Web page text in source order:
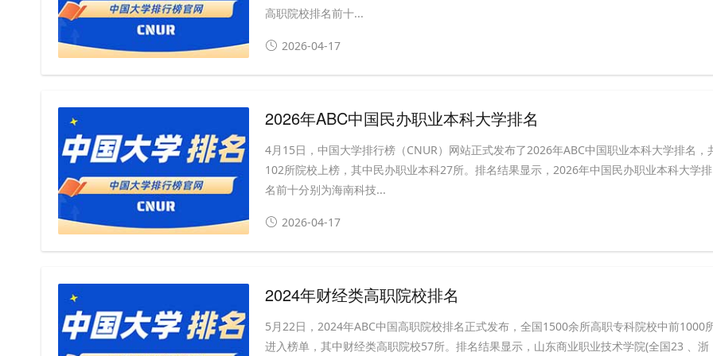
高职院校排名前十...
2026-04-17
2026年ABC中国民办职业本科大学排名
4月15日，中国大学排行榜（CNUR）网站正式发布了2026年ABC中国职业本科大学排名，
102所院校上榜，其中民办职业本科27所。排名结果显示，2026年中国民办职业本科大学排
名前十分别为海南科技...
2026-04-17
2024年财经类高职院校排名
5月22日，2024年ABC中国高职院校排名正式发布，全国1500余所高职专科院校中前1000
进入榜单，其中财经类高职院校57所。排名结果显示，山东商业职业技术学院(全国23 、浙